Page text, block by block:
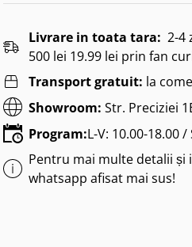
Livrare in toata tara: 2-4
500 lei 19.99 lei prin fan
Transport gratuit: la
Showroom: Str. Preciziei
Program:L-V: 10.00-18.00
Pentru mai multe detalii și
whatsapp afisat mai sus!